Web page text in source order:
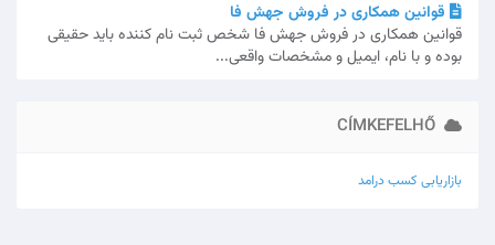
قوانین همکاری در فروش جهش فا
قوانین همکاری در فروش جهش فا شخص ثبت نام کننده باید حقیقی
بوده و با نام، ایمیل و مشخصات واقعی...
بازاریابی کسب درامد